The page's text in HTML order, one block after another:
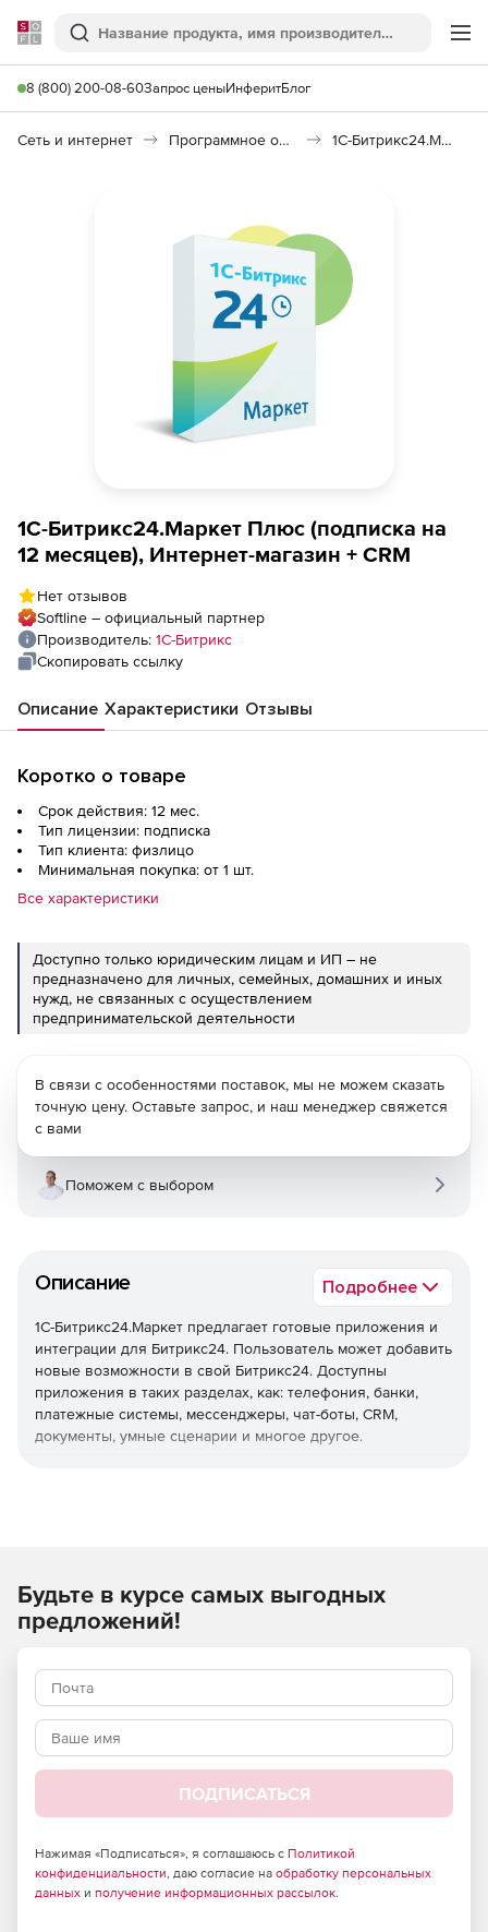
Softline
Поиск
8 (800) 200-08-60Запрос ценыИнферитБлог
Сеть и интернет Программное обеспечение для создания сайтов 1С-Битрикс24.Маркет
1С-Битрикс24.Маркет Плюс (подписка на
12 месяцев), Интернет-магазин + CRM
Нет отзывов
Softline – официальный партнер
Производитель: 1С-Битрикс
Скопировать ссылку
Описание Характеристики Отзывы
Коротко о товаре
Срок действия: 12 мес.
Тип лицензии: подписка
Тип клиента: физлицо
Минимальная покупка: от 1 шт.
Все характеристики
Доступно только юридическим лицам и ИП – не
предназначено для личных, семейных, домашних и иных
нужд, не связанных с осуществлением
предпринимательской деятельности
Описание Подробнее
1С-Битрикс24.Маркет предлагает готовые приложения и
интеграции для Битрикс24. Пользователь может добавить
новые возможности в свой Битрикс24. Доступны
приложения в таких разделах, как: телефония, банки,
платежные системы, мессенджеры, чат-боты, CRM,
документы, умные сценарии и многое другое.
В связи с особенностями поставок, мы не можем сказать
точную цену. Оставьте запрос, и наш менеджер свяжется
с вами
Поможем с выбором
Будьте в курсе самых выгодных
предложений!
ПОДПИСАТЬСЯ
Нажимая «Подписаться», я соглашаюсь с Политикой
конфиденциальности, даю согласие на обработку персональных
данных и получение информационных рассылок.